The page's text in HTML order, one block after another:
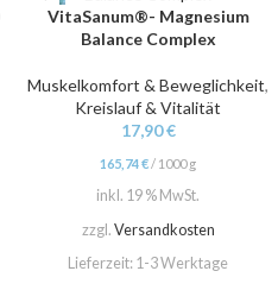
VitaSanum®- Magnesium
Balance Complex
Muskelkomfort & Beweglichkeit,
Kreislauf & Vitalität
17,90€
165,74€/ 1000 g
inkl. 19 % MwSt.
zzgl. Versandkosten
Lieferzeit: 1-3 Werktage